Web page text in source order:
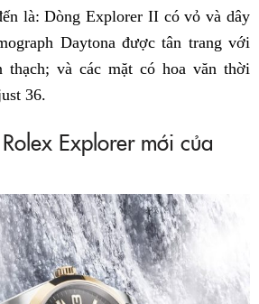
là: Dòng Explorer II có vỏ và dây
Daytona được tân trang với
thạch; và các mặt có hoa văn thời
36.
Explorer mới của